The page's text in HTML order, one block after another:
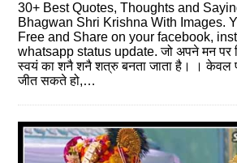
30+ Best Quotes, Thoughts and
Bhagwan Shri Krishna With Images.
Free and Share on your facebook,
whatsapp status update. जो अपने मन पर
स्वयं का शनै शनै शत्रु बनता जाता है। । केवल
जीत सकते हो,…